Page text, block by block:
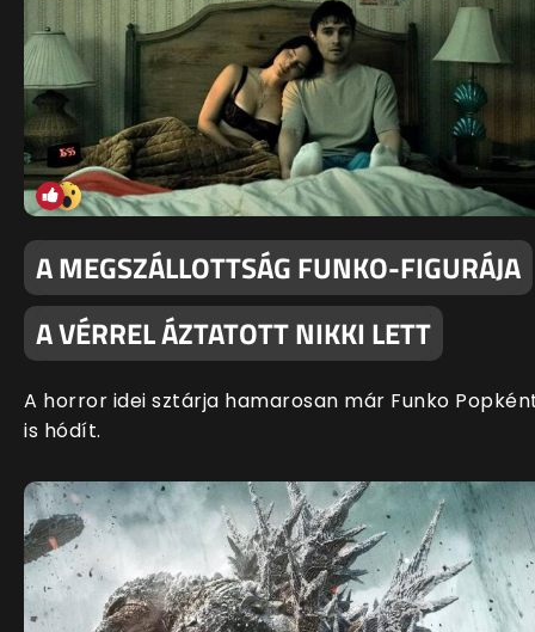
A MEGSZÁLLOTTSÁG FUNKO-FIGURÁJA
A VÉRREL ÁZTATOTT NIKKI LETT
A horror idei sztárja hamarosan már Funko
is hódít.